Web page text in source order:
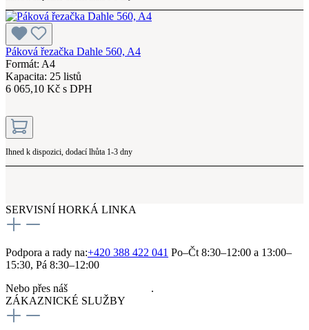
Páková řezačka Dahle 560, A4
Formát: A4
Kapacita: 25 listů
6 065,10 Kč s DPH
Ihned k dispozici, dodací lhůta 1-3 dny
SERVISNÍ HORKÁ LINKA
Podpora a rady na:+420 388 422 041 Po–Čt 8:30–12:00 a 13:00–
15:30, Pá 8:30–12:00
Nebo přes náš
.
ZÁKAZNICKÉ SLUŽBY